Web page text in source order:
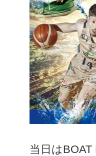
当日は